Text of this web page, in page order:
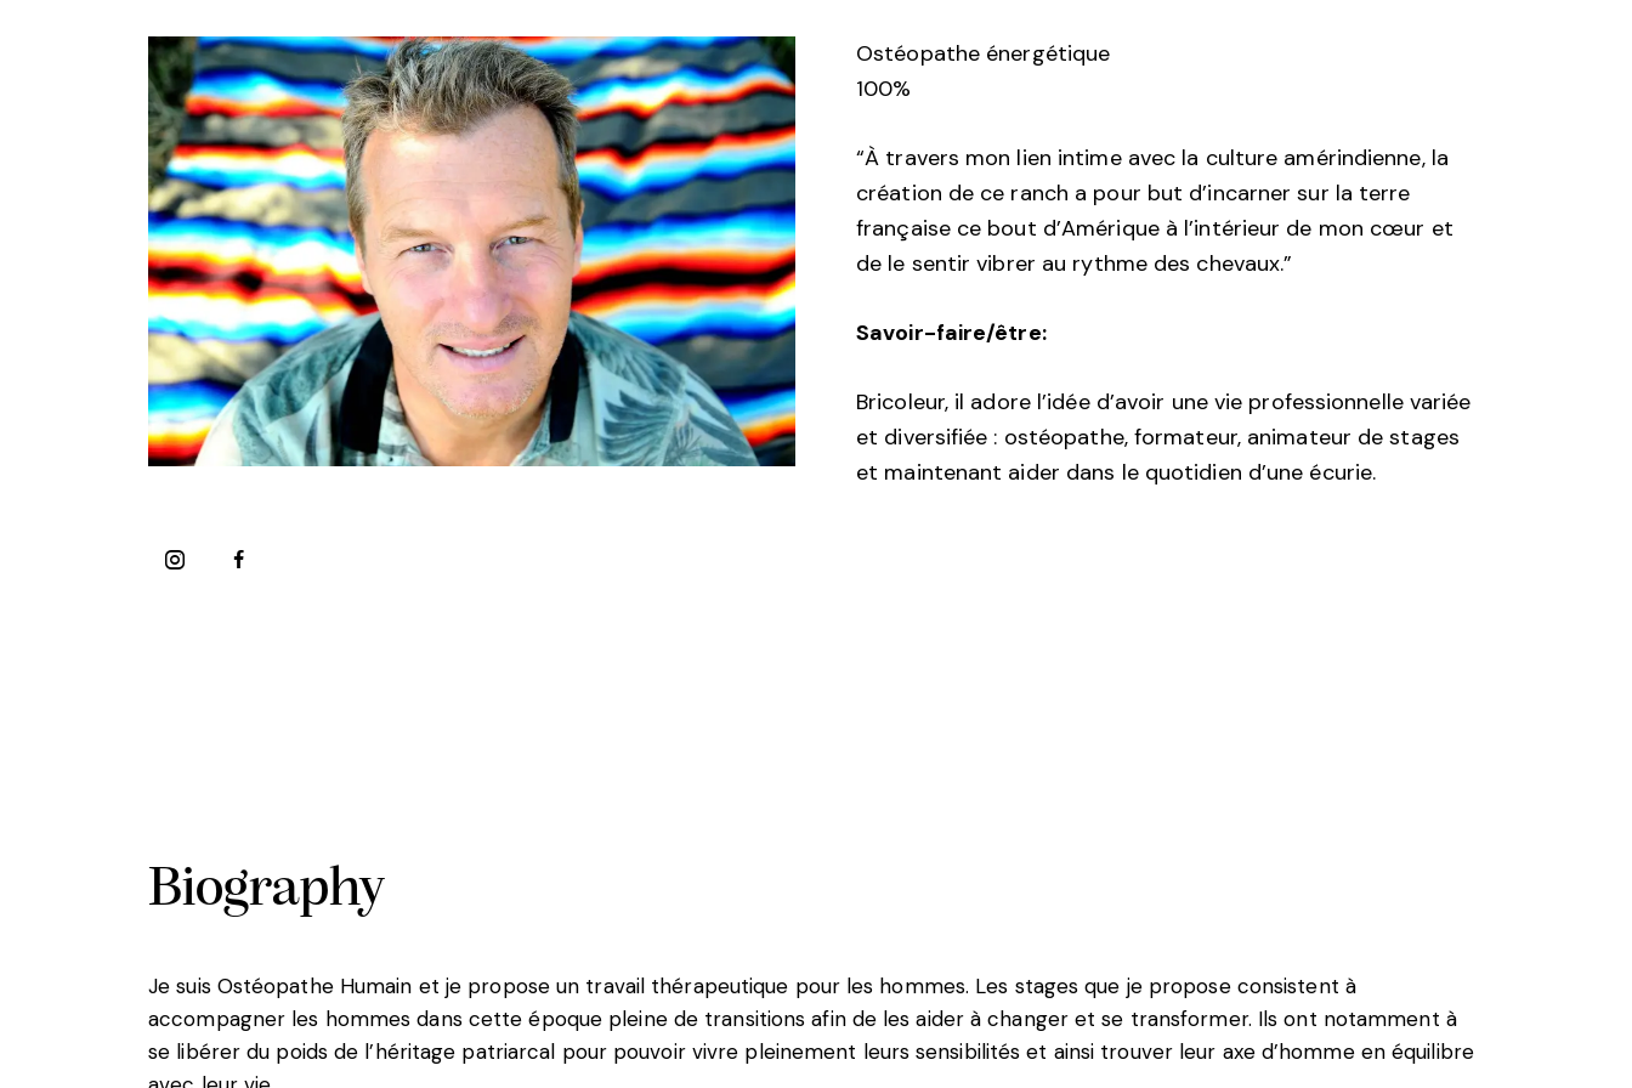
Ostéopathe énergétique
100%
“À travers mon lien intime avec la culture amérindienne, la
création de ce ranch a pour but d’incarner sur la terre
française ce bout d’Amérique à l’intérieur de mon cœur et
de le sentir vibrer au rythme des chevaux.”
Savoir-faire/être:
Bricoleur, il adore l’idée d’avoir une vie professionnelle variée
et diversifiée : ostéopathe, formateur, animateur de stages
et maintenant aider dans le quotidien d’une écurie.
Biography
Je suis Ostéopathe Humain et je propose un travail thérapeutique pour les hommes. Les stages que je propose consistent à
accompagner les hommes dans cette époque pleine de transitions afin de les aider à changer et se transformer. Ils ont notamment à
se libérer du poids de l’héritage patriarcal pour pouvoir vivre pleinement leurs sensibilités et ainsi trouver leur axe d’homme en équilibre